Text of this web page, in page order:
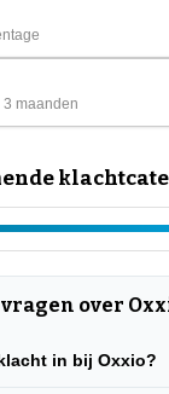
maanden
over
in bij Oxxio?